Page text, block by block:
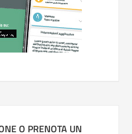
O PRENOTA UN